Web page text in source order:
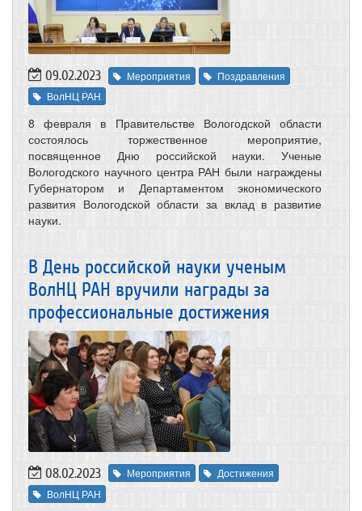
09.02.2023 Мероприятия
Поздравления
ВолНЦ РАН
8 февраля в Правительстве Вологодской области
состоялось торжественное мероприятие,
посвященное Дню российской науки. Ученые
Вологодского научного центра РАН были награждены
Губернатором и Департаментом экономического
развития Вологодской области за вклад в развитие
науки.
В День российской науки ученым
ВолНЦ РАН вручили награды за
профессиональные достижения
08.02.2023 Мероприятия
Достижения
ВолНЦ РАН